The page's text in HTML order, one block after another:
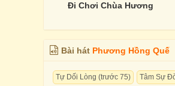
Đi Chơi Chùa Hương
Bài hát Phương Hồng Quế
Tự Dối Lòng (trước 75) Tâm Sự